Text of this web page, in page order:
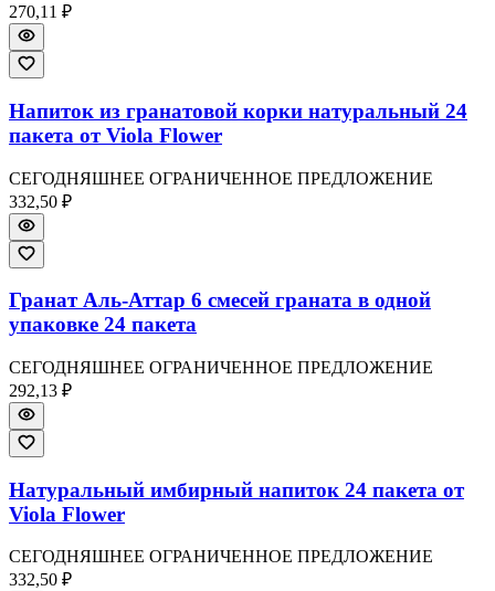
270,11 ₽
Напиток из гранатовой корки натуральный 24
пакета от Viola Flower
СЕГОДНЯШНЕЕ ОГРАНИЧЕННОЕ ПРЕДЛОЖЕНИЕ
332,50 ₽
Гранат Аль-Аттар 6 смесей граната в одной
упаковке 24 пакета
СЕГОДНЯШНЕЕ ОГРАНИЧЕННОЕ ПРЕДЛОЖЕНИЕ
292,13 ₽
Натуральный имбирный напиток 24 пакета от
Viola Flower
СЕГОДНЯШНЕЕ ОГРАНИЧЕННОЕ ПРЕДЛОЖЕНИЕ
332,50 ₽